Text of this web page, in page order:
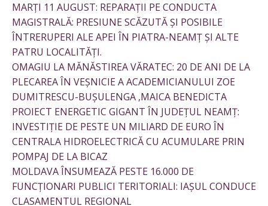
MARȚI 11 AUGUST: REPARAȚII PE CONDUCTA
MAGISTRALĂ: PRESIUNE SCĂZUTĂ ȘI POSIBILE
ÎNTRERUPERI ALE APEI ÎN PIATRA-NEAMȚ ȘI ALTE
PATRU LOCALITĂȚI.
OMAGIU LA MĂNĂSTIREA VĂRATEC: 20 DE ANI DE LA
PLECAREA ÎN VEȘNICIE A ACADEMICIANULUI ZOE
DUMITRESCU-BUȘULENGA ,MAICA BENEDICTA
PROIECT ENERGETIC GIGANT ÎN JUDEȚUL NEAMȚ:
INVESTIȚIE DE PESTE UN MILIARD DE EURO ÎN
CENTRALA HIDROELECTRICĂ CU ACUMULARE PRIN
POMPAJ DE LA BICAZ
MOLDAVA ÎNSUMEAZĂ PESTE 16.000 DE
FUNCȚIONARI PUBLICI TERITORIALI: IAȘUL CONDUCE
CLASAMENTUL REGIONAL